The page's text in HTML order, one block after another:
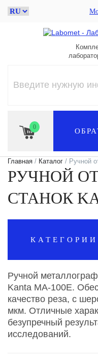
0
Главная / Каталог / Ручной
РУЧНОЙ
СТАНОК
КАТЕГОРИИ
Ручной
Kanta MA-100E.
качество реза, с
мкм. Отличные
безупречный
исследований.